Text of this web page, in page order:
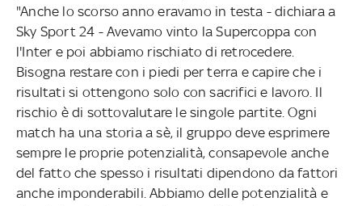
"Anche lo scorso anno eravamo in testa - dichiara a
Sky Sport 24 - Avevamo vinto la Supercoppa con
l'Inter e poi abbiamo rischiato di retrocedere.
Bisogna restare con i piedi per terra e capire che i
risultati si ottengono solo con sacrifici e lavoro. Il
rischio è di sottovalutare le singole partite. Ogni
match ha una storia a sè, il gruppo deve esprimere
sempre le proprie potenzialità, consapevole anche
del fatto che spesso i risultati dipendono da fattori
anche imponderabili. Abbiamo delle potenzialità e